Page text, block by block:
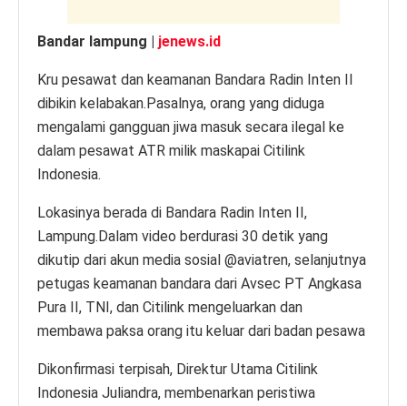
Bandar lampung | jenews.id
Kru pesawat dan keamanan Bandara Radin Inten II
dibikin kelabakan.Pasalnya, orang yang diduga
mengalami gangguan jiwa masuk secara ilegal ke
dalam pesawat ATR milik maskapai Citilink
Indonesia.
Lokasinya berada di Bandara Radin Inten II,
Lampung.Dalam video berdurasi 30 detik yang
dikutip dari akun media sosial @aviatren, selanjutnya
petugas keamanan bandara dari Avsec PT Angkasa
Pura II, TNI, dan Citilink mengeluarkan dan
membawa paksa orang itu keluar dari badan pesawa
Dikonfirmasi terpisah, Direktur Utama Citilink
Indonesia Juliandra, membenarkan peristiwa